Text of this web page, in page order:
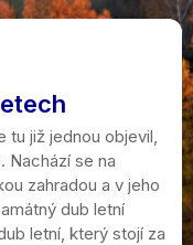
tu již jednou objevil,
Nachází se na
zahradou a v jeho
dub letní
letní, který stojí za